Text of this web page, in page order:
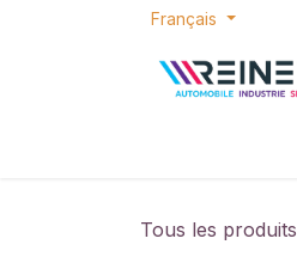
Se rendre au contenu
Français
Tous les produits